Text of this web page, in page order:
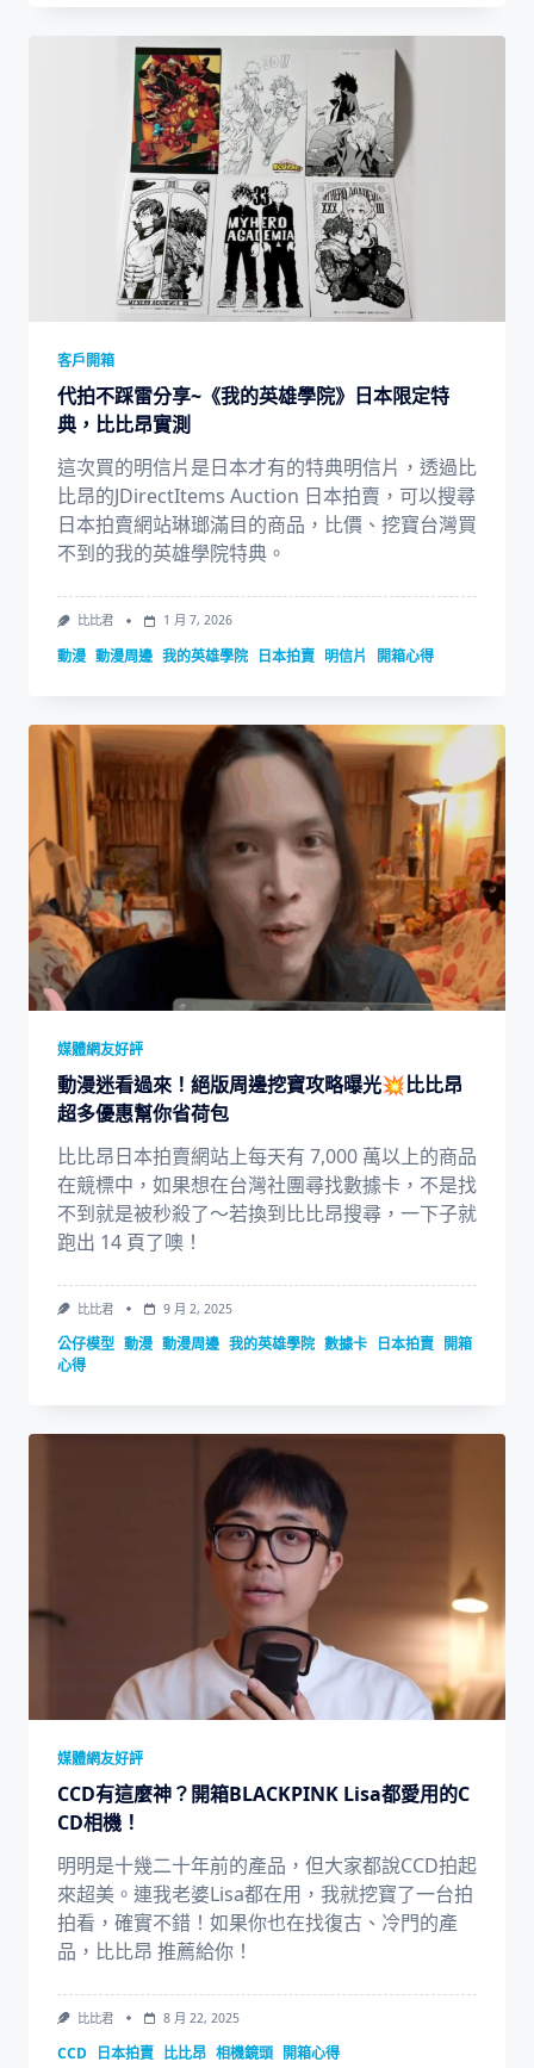
客戶開箱
代拍不踩雷分享~《我的英雄學院》日本限定特
典，比比昂實測
這次買的明信片是日本才有的特典明信片，透過比
比昂的JDirectItems Auction 日本拍賣，可以搜尋
日本拍賣網站琳瑯滿目的商品，比價、挖寶台灣買
不到的我的英雄學院特典。
比比君 1 月 7, 2026
動漫 動漫周邊 我的英雄學院 日本拍賣 明信片 開箱心得
媒體網友好評
動漫迷看過來！絕版周邊挖寶攻略曝光💥比比昂
超多優惠幫你省荷包
比比昂日本拍賣網站上每天有 7,000 萬以上的商品
在競標中，如果想在台灣社團尋找數據卡，不是找
不到就是被秒殺了～若換到比比昂搜尋，一下子就
跑出 14 頁了噢！
比比君 9 月 2, 2025
公仔模型 動漫 動漫周邊 我的英雄學院 數據卡 日本拍賣 開箱
心得
媒體網友好評
CCD有這麼神？開箱BLACKPINK Lisa都愛用的C
CD相機！
明明是十幾二十年前的產品，但大家都說CCD拍起
來超美。連我老婆Lisa都在用，我就挖寶了一台拍
拍看，確實不錯！如果你也在找復古、冷門的產
品，比比昂 推薦給你！
比比君 8 月 22, 2025
CCD 日本拍賣 比比昂 相機鏡頭 開箱心得